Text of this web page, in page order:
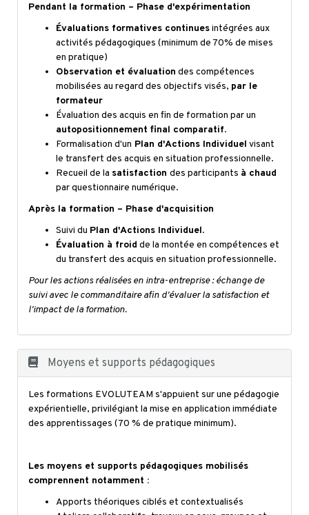
Pendant la formation – Phase d'expérimentation
Évaluations formatives continuesintégrées aux
activités pédagogiques (minimum de 70% de mises
en pratique)
Observation et évaluation des compétences
mobilisées au regard des objectifs visés, par le
formateur
Évaluation des acquis en fin de formation par un
autopositionnement final comparatif.
Formalisation d'un Plan d'Actions Individuel visant
le transfert des acquis en situation professionnelle.
Recueil de la satisfaction des participants à chaud
par questionnaire numérique.
Après la formation – Phase d'acquisition
Suivi du Plan d'Actions Individuel.
Évaluation à froid de la montée en compétences et
du transfert des acquis en situation professionnelle.
Pour les actions réalisées en intra-entreprise : échange de
suivi avec le commanditaire afin d'évaluer la satisfaction et
l'impact de la formation.
Moyens et supports pédagogiques
Les formations EVOLUTEAM s'appuient sur une pédagogie
expérientielle, privilégiant la mise en application immédiate
des apprentissages (70 % de pratique minimum).
Les moyens et supports pédagogiques mobilisés
comprennent notamment :
Apports théoriques ciblés et contextualisés